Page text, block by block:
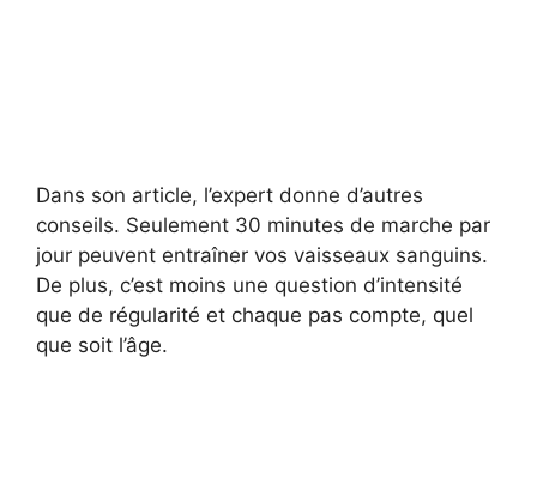
Dans son article, l’expert donne d’autres
conseils. Seulement 30 minutes de marche par
jour peuvent entraîner vos vaisseaux sanguins.
De plus, c’est moins une question d’intensité
que de régularité et chaque pas compte, quel
que soit l’âge.